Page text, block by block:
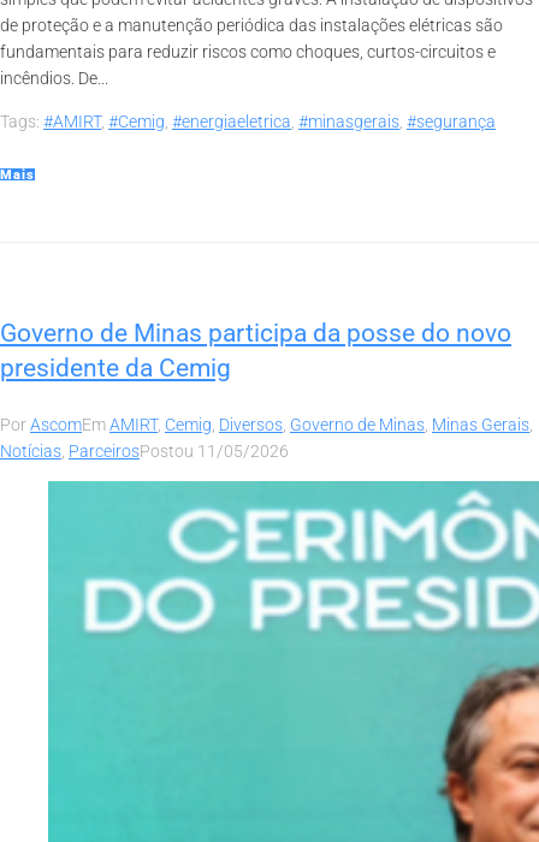
de proteção e a manutenção periódica das instalações elétricas são
fundamentais para reduzir riscos como choques, curtos-circuitos e
incêndios. De...
Tags: #AMIRT, #Cemig, #energiaeletrica, #minasgerais, #segurança
Mais
Governo de Minas participa da posse do novo
presidente da Cemig
PorAscomEmAMIRT, Cemig, Diversos, Governo de Minas, Minas Gerais,
Notícias, ParceirosPostou 11/05/2026